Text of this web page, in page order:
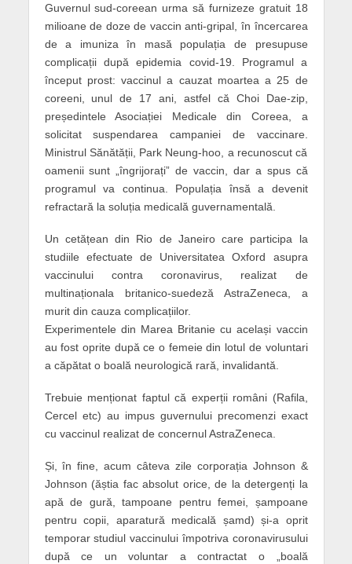
Guvernul sud-coreean urma să furnizeze gratuit 18
milioane de doze de vaccin anti-gripal, în încercarea
de a imuniza în masă populația de presupuse
complicații după epidemia covid-19. Programul a
început prost: vaccinul a cauzat moartea a 25 de
coreeni, unul de 17 ani, astfel că Choi Dae-zip,
președintele Asociației Medicale din Coreea, a
solicitat suspendarea campaniei de vaccinare.
Ministrul Sănătății, Park Neung-hoo, a recunoscut că
oamenii sunt „îngrijorați” de vaccin, dar a spus că
programul va continua. Populația însă a devenit
refractară la soluția medicală guvernamentală.
Un cetățean din Rio de Janeiro care participa la
studiile efectuate de Universitatea Oxford asupra
vaccinului contra coronavirus, realizat de
multinaționala britanico-suedeză AstraZeneca, a
murit din cauza complicațiilor.
Experimentele din Marea Britanie cu același vaccin
au fost oprite după ce o femeie din lotul de voluntari
a căpătat o boală neurologică rară, invalidantă.
Trebuie menționat faptul că experții români (Rafila,
Cercel etc) au impus guvernului precomenzi exact
cu vaccinul realizat de concernul AstraZeneca.
Și, în fine, acum câteva zile corporația Johnson &
Johnson (ăștia fac absolut orice, de la detergenți la
apă de gură, tampoane pentru femei, șampoane
pentru copii, aparatură medicală șamd) și-a oprit
temporar studiul vaccinului împotriva coronavirusului
după ce un voluntar a contractat o „boală